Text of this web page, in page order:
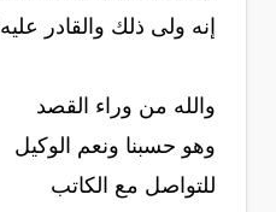
إنه ولى ذلك والقادر عليه0
والله من وراء القصد
وهو حسبنا ونعم الوكيل
للتواصل مع الكاتب